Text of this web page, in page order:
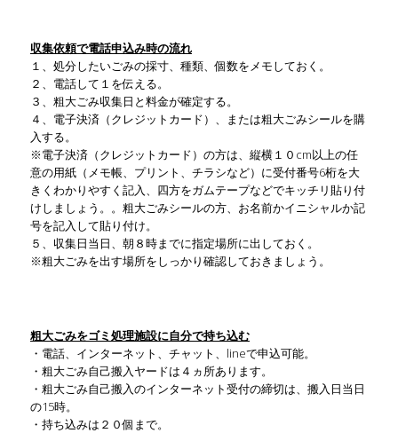
収集依頼で電話申込み時の流れ
１、処分したいごみの採寸、種類、個数をメモしておく。
２、電話して１を伝える。
３、粗大ごみ収集日と料金が確定する。
４、電子決済（クレジットカード）、または粗大ごみシールを購
入する。
※電子決済（クレジットカード）の方は、縦横１０cm以上の任
意の用紙（メモ帳、プリント、チラシなど）に受付番号6桁を大
きくわかりやすく記入、四方をガムテープなどでキッチリ貼り付
けしましょう。。粗大ごみシールの方、お名前かイニシャルか記
号を記入して貼り付け。
５、収集日当日、朝８時までに指定場所に出しておく。
※粗大ごみを出す場所をしっかり確認しておきましょう。
粗大ごみをゴミ処理施設に自分で持ち込む
・電話、インターネット、チャット、lineで申込可能。
・粗大ごみ自己搬入ヤードは４ヵ所あります。
・粗大ごみ自己搬入のインターネット受付の締切は、搬入日当日
の15時。
・持ち込みは２０個まで。